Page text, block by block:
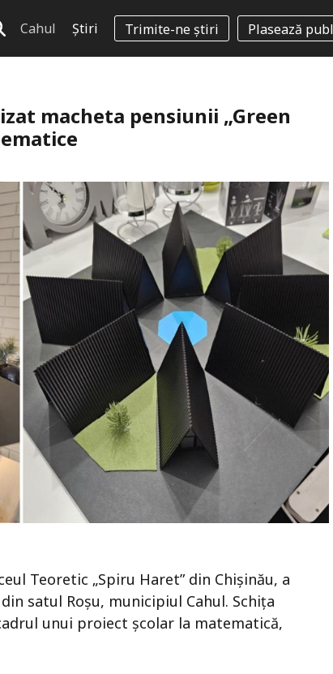
Cahul Știri Trimite-ne știri Plasează
macheta pensiunii „Green
Teoretic „Spiru Haret” din Chișinău, a
satul Roșu, municipiul Cahul. Schița
unui proiect școlar la matematică,